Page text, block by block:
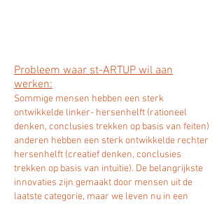
Probleem waar st-ARTUP wil aan
werken:
Sommige mensen hebben een sterk
ontwikkelde linker- hersenhelft (rationeel
denken, conclusies trekken op basis van feiten)
anderen hebben een sterk ontwikkelde rechter
hersenhelft (creatief denken, conclusies
trekken op basis van intuïtie). De belangrijkste
innovaties zijn gemaakt door mensen uit de
laatste categorie, maar we leven nu in een